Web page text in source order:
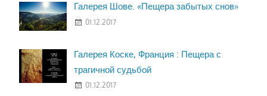
Галерея Шове. «Пещера забытых снов»
01.12.2017
Галерея Коске, Франция : Пещера с
трагичной судьбой
01.12.2017